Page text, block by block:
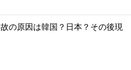
の原因は韓国？日本？その後現